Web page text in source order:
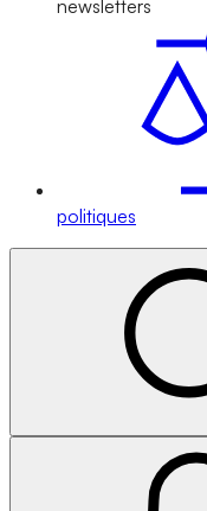
newsletters
politiques